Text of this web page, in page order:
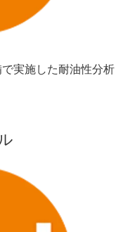
実施した耐油性分析